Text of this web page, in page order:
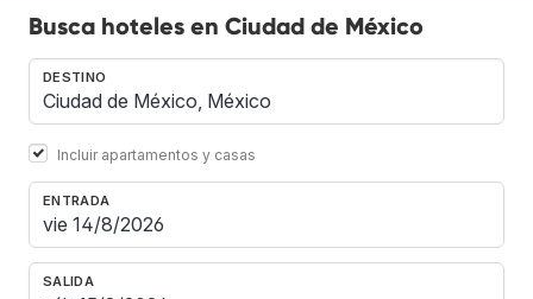
Busca hoteles en Ciudad de México
DESTINO
Incluir apartamentos y casas
ENTRADA
SALIDA